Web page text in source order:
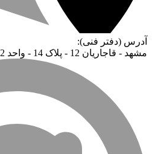
آدرس (دفتر فنی):
مشهد - قاجاریان 12 - پلاک 14 - واحد 2